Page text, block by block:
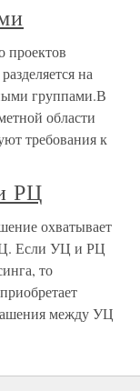
проектов
на
группами.В
области
требования к
РЦ
охватывает
Если УЦ и РЦ
то
между УЦ